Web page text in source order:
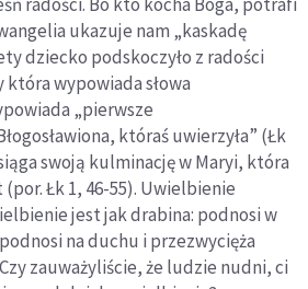
ukazuje nam „kaskadę
dziecko podskoczyło z radości
która wypowiada słowa
„pierwsze
któraś uwierzyła” (Łk
swoją kulminację w Maryi, która
Łk 1, 46-55). Uwielbienie
jest jak drabina: podnosi w
na duchu i przezwycięża
zauważyliście, że ludzie nudni, ci